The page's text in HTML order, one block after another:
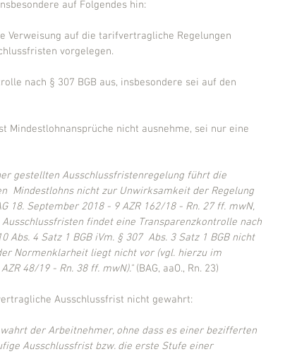
auf Folgendes hin:
Verweisung auf die tarifvertragliche Regelungen
vorgelegen.
nach § 307 BGB aus, insbesondere sei auf den
nicht ausnehme, sei nur eine
gestellten Ausschlussfristenregelung führt die
Mindestlohns nicht zur Unwirksamkeit der Regelung
18. September 2018 - 9 AZR 162/18 - Rn. 27 ff. mwN,
Ausschlussfristen findet eine Transparenzkontrolle nach
Abs. 4 Satz 1 BGB iVm. § 307  Abs. 3 Satz 1 BGB nicht
Normenklarheit liegt nicht vor (vgl. hierzu im
48/19 - Rn. 38 ff. mwN)." (BAG, aaO., Rn. 23)
Ausschlussfrist nicht gewahrt:
der Arbeitnehmer, ohne dass es einer bezifferten
Ausschlussfrist bzw. die erste Stufe einer